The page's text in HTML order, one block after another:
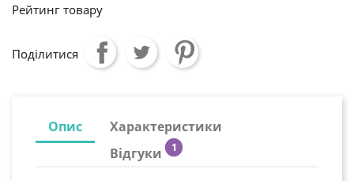
Рейтинг товару
Поділитися
Опис
Характеристики
Відгуки
1